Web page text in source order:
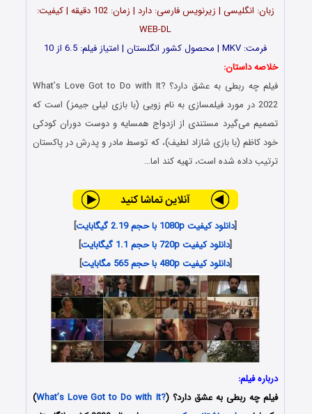
زبان: انگلیسی | زیرنویس فارسی: دارد | زمان: 102 دقیقه | کیفیت:
WEB-DL
فرمت: MKV | محصول کشور انگلستان | امتیاز فیلم: 6.5 از 10
خلاصه داستان:
فیلمچه ربطی به عشق دارد؟ What’s Love Got to Do with It?
2022 در مورد فیلمسازی به نام زویی (با بازی لیلی جیمز) است که
تصمیم می‌گیرد مستندی از ازدواج همسایه و دوست دوران کودکی
خود کاظم (با بازی شازاد لطیف)، که توسط مادر و پدرش در پاکستان
ترتیب داده شده است، تهیه کند اما…
[دانلود کیفیت 1080p با حجم 2.19 گیگابایت
]
[دانلود کیفیت 720p با حجم 1.1 گیگابایت
]
[دانلود کیفیت 480p با حجم 565 مگابایت ]
درباره فیلم:
فیلمچه ربطی به عشق دارد؟ (
?What’s Love Got to Do with It
)